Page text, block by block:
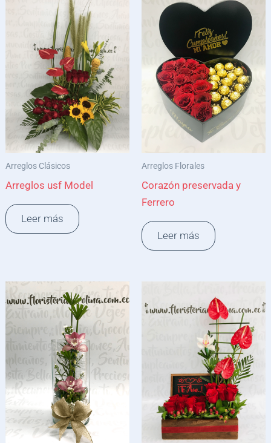
Arreglos Clásicos
Arreglos usf Model
Leer más
Arreglos Florales
Corazón preservada y
Ferrero
Leer más